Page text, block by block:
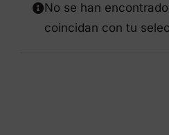
No se han
coincidan con tu